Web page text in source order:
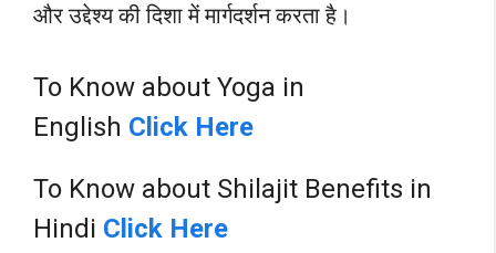
और उद्देश्य की दिशा में मार्गदर्शन करता है।
To Know about Yoga in
English Click Here
To Know about Shilajit Benefits in
Hindi Click Here